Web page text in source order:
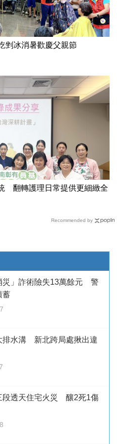
冰消暑歡慶父親節
翻轉護理日常提供更細緻全
Recommended by
災」詐術險失13萬餘元 警
蓄
排水溝 新北跨局處揪出違
段透天住宅火災 釀2死1傷